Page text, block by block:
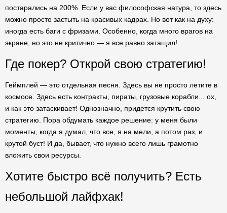
постарались на 200%. Если у вас философская натура, то здесь
можно просто застыть на красивых кадрах. Но вот как на духу:
иногда есть баги с фризами. Особенно, когда много врагов на
экране, но это не критично — я все равно затащил!
Где покер? Открой свою стратегию!
Геймплей — это отдельная песня. Здесь вы не просто летите в
космосе. Здесь есть контракты, пираты, грузовые корабли... ох,
и как это затаскивает! Однозначно, придется крутить свою
стратегию. Пора обдумать каждое решение: у меня были
моменты, когда я думал, что все, я на мели, а потом раз, и
крутой буст! И да, бывает, что нужно всего лишь грамотно
вложить свои ресурсы.
Хотите быстро всё получить? Есть
небольшой лайфхак!